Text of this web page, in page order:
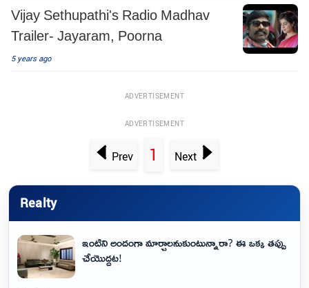
Vijay Sethupathi's Radio Madhav
Trailer- Jayaram, Poorna
5 years ago
ADVERTISEMENT
ADVERTISEMENT
Prev 1 Next
Realty
ఇంటిని అందంగా మార్చాలనుకుంటున్నారా? ఈ ఒక్క తప్పు
చేయొద్దట!